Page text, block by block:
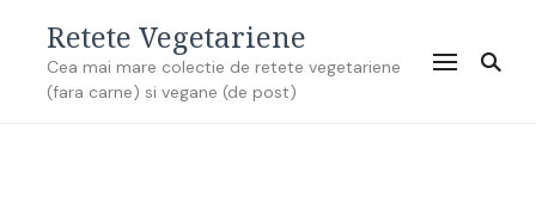
Retete Vegetariene
Cea mai mare colectie de retete vegetariene
(fara carne) si vegane (de post)